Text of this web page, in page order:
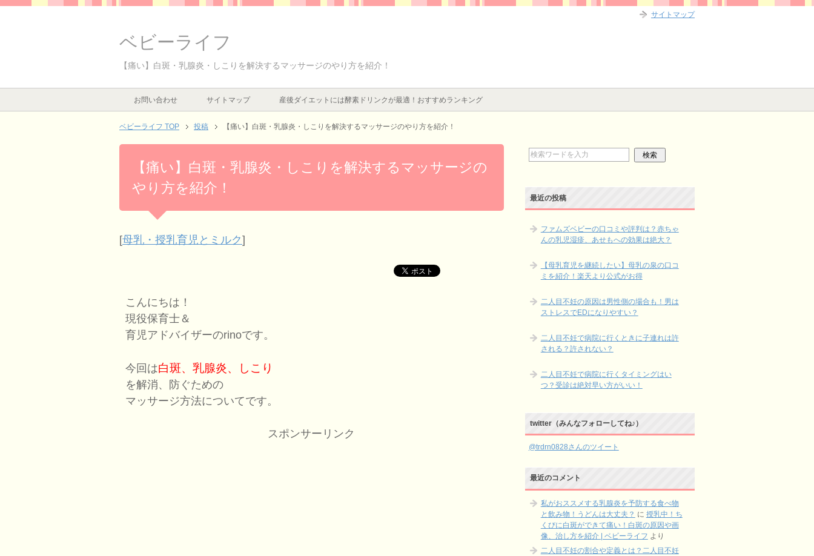
ベビーライフ
【痛い】白斑・乳腺炎・しこりを解決するマッサージのやり方を紹介！
お問い合わせ サイトマップ 産後ダイエットには酵素ドリンクが最適！おすすめランキング
ベビーライフ TOP 投稿 【痛い】白斑・乳腺炎・しこりを解決するマッサージのやり方を紹介！
【痛い】白斑・乳腺炎・しこりを解決するマッサージの
やり方を紹介！
[母乳・授乳育児とミルク]
こんにちは！
現役保育士＆
育児アドバイザーのrinoです。
今回は白斑、乳腺炎、しこり
を解消、防ぐための
マッサージ方法についてです。
スポンサーリンク
最近の投稿
ファムズベビーの口コミや評判は？赤ちゃ
んの乳児湿疹、あせもへの効果は絶大？
【母乳育児を継続したい】母乳の泉の口コ
ミを紹介！楽天より公式がお得
二人目不妊の原因は男性側の場合も！男は
ストレスでEDになりやすい？
二人目不妊で病院に行くときに子連れは許
される？許されない？
二人目不妊で病院に行くタイミングはい
つ？受診は絶対早い方がいい！
twitter（みんなフォローしてね♪）
@trdrn0828さんのツイート
最近のコメント
私がおススメする乳腺炎を予防する食べ物
と飲み物！うどんは大丈夫？ に 授乳中！ち
くびに白斑ができて痛い！白斑の原因や画
像、治し方を紹介 | ベビーライフ より
二人目不妊の割合や定義とは？二人目不妊
サイトマップ